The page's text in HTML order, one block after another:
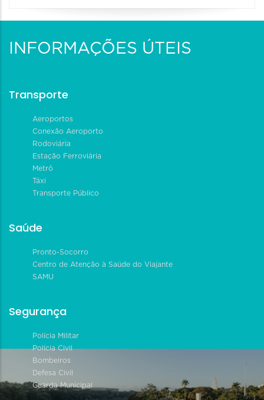
INFORMAÇÕES ÚTEIS
Transporte
Aeroportos
Conexão Aeroporto
Rodoviária
Estação Ferroviária
Metrô
Táxi
Transporte Público
Saúde
Pronto-Socorro
Centro de Atenção à Saúde do Viajante
SAMU
Segurança
Polícia Militar
Polícia Civil
Bombeiros
Defesa Civil
Guarda Municipal